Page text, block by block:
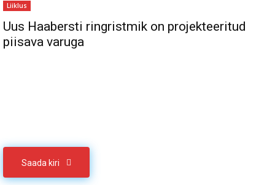
Liiklus
Uus Haabersti ringristmik on projekteeritud
piisava varuga
Saada kiri